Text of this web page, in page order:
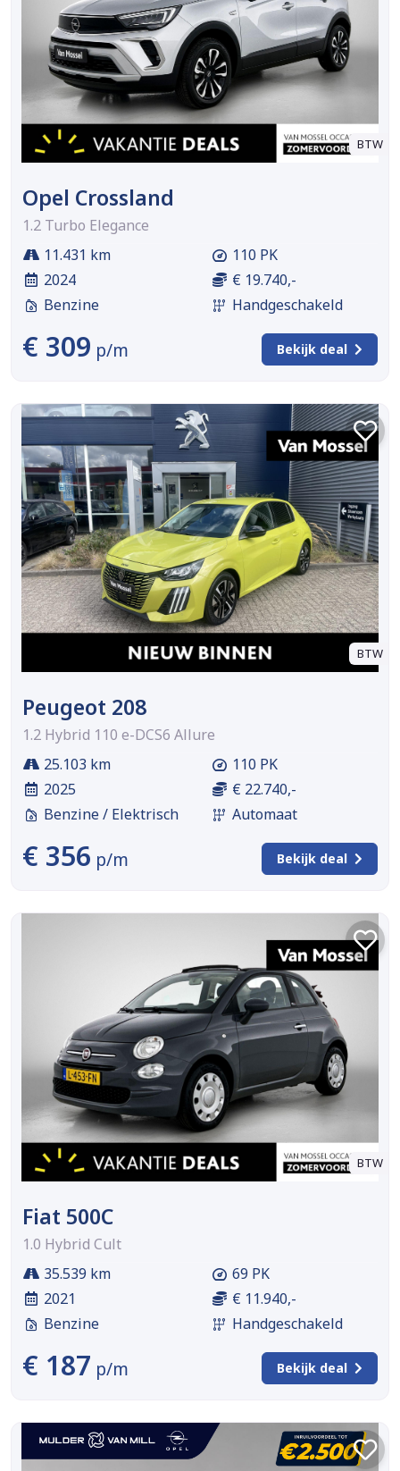
BTW
Opel Crossland
1.2 Turbo Elegance
11.431 km
2024
Benzine
110 PK
€ 19.740,-
Handgeschakeld
€ 309 p/m Bekijk deal
BTW
Peugeot 208
1.2 Hybrid 110 e-DCS6 Allure
25.103 km
2025
Benzine / Elektrisch
110 PK
€ 22.740,-
Automaat
€ 356 p/m Bekijk deal
BTW
Fiat 500C
1.0 Hybrid Cult
35.539 km
2021
Benzine
69 PK
€ 11.940,-
Handgeschakeld
€ 187 p/m Bekijk deal